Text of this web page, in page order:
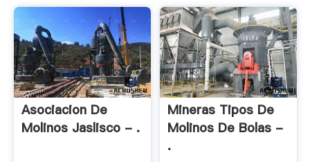
Asociacion De
Molinos Jaslisco - .
Mineras Tipos De
Molinos De Bolas -
.